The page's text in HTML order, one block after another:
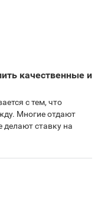
качественные и
с тем, что
Многие отдают
делают ставку на